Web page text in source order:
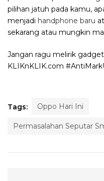
pilihan jatuh pada kamu,
menjadi handphone baru
sekarang atau mungkin
Jangan ragu melirik
KLIKnKLIK.com
Tags: Oppo Hari Ini
Permasalahan Seputar